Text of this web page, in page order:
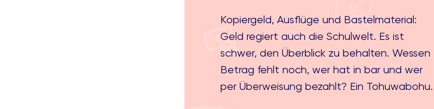
Kopiergeld, Ausflüge und Bastelmaterial:
Geld regiert auch die Schulwelt. Es ist
schwer, den Überblick zu behalten. Wessen
Betrag fehlt noch, wer hat in bar und wer
per Überweisung bezahlt? Ein Tohuwabohu.